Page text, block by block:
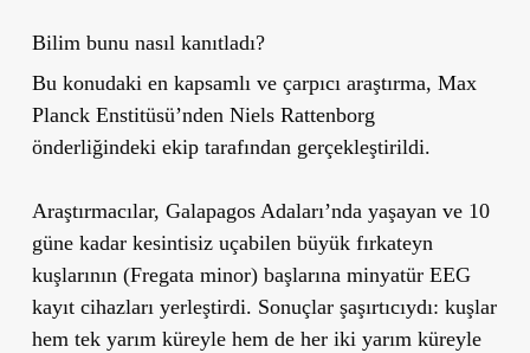
Bilim bunu nasıl kanıtladı?
Bu konudaki en kapsamlı ve çarpıcı araştırma, Max
Planck Enstitüsü’nden Niels Rattenborg
önderliğindeki ekip tarafından gerçekleştirildi.
Araştırmacılar, Galapagos Adaları’nda yaşayan ve 10
güne kadar kesintisiz uçabilen büyük fırkateyn
kuşlarının (Fregata minor) başlarına minyatür EEG
kayıt cihazları yerleştirdi. Sonuçlar şaşırtıcıydı: kuşlar
hem tek yarım küreyle hem de her iki yarım küreyle